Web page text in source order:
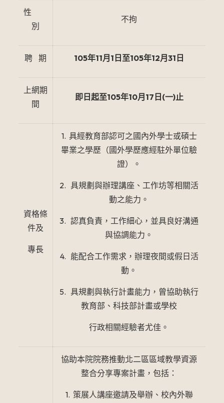
性
別
不拘
聘 期 105年11月1日至105年12月31日
上網期
間
即日起至105年10月17日(一)止
資格條
件及
專長
1. 具經教育部認可之國內外學士或碩士
畢業之學歷（國外學歷應經駐外單位驗
證）。
2. 具規劃與辦理講座、工作坊等相關活
動之能力。
3. 認真負責，工作細心，並具良好溝通
與協調能力。
4. 能配合工作需求，辦理夜間或假日活
動。
5. 具規劃與執行計畫能力，曾協助執行
教育部、科技部計畫或學校
行政相關經驗者尤佳。
協助本院院務推動北二區區域教學資源
整合分享專案計畫，包括：
1. 策展人講座邀請及舉辦、校內外聯